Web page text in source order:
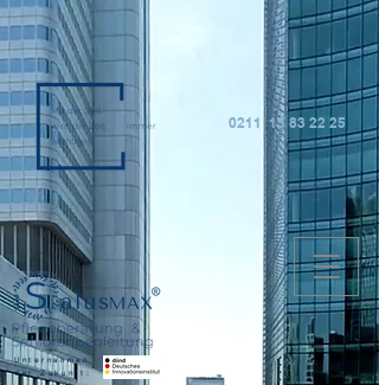
0211 15 83 22 25
Unternehmen
der Zukunft: